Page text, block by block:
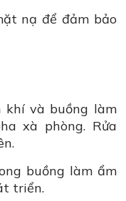
nạ để đảm bảo
khí và buồng làm
xà phòng. Rửa
buồng làm ẩm
triển.